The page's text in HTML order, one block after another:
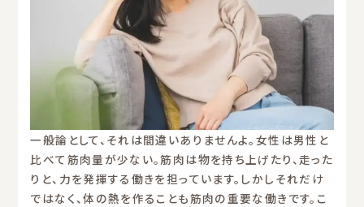
一般論として、それは間違いありませんよ。女性は男性と
比べて筋肉量が少ない。筋肉は物を持ち上げたり、走った
りと、力を発揮する働きを担っています。しかしそれだけ
ではなく、体の熱を作ることも筋肉の重要な働きです。こ